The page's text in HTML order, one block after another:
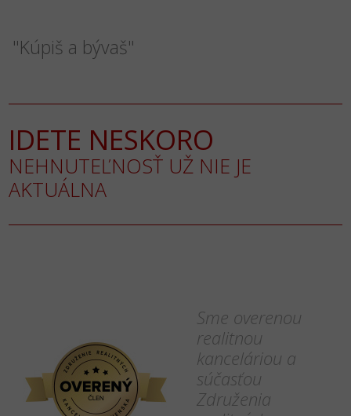
"Kúpiš a bývaš"
IDETE NESKORO
NEHNUTEĽNOSŤ UŽ NIE JE
AKTUÁLNA
Sme overenou
realitnou
kanceláriou a
súčasťou
Združenia